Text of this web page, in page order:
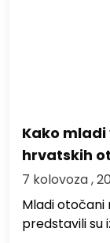
Kako
hrvatskih
7 kolovoza ,
Mladi otočani
predstavili su